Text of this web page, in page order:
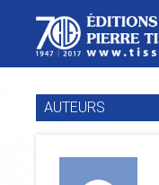
AUTEURS